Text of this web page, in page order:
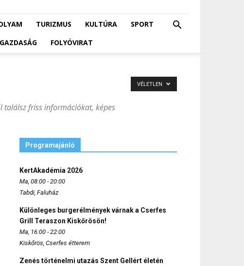
TURIZMUS KULTÚRA
SPORT
GAZDASÁG FOLYÓVIRAT
találsz friss információkat, képes
VÉLETLEN
Programajánló
KertAkadémia 2026
Ma, 08:00 - 20:00
Tabdi, Faluház
Különleges burgerélmények várnak a Cserfes
Grill Teraszon Kiskőrösön!
Ma, 16:00 - 22:00
Kiskőrös, Cserfes étterem
Zenés történelmi utazás Szent Gellért életén